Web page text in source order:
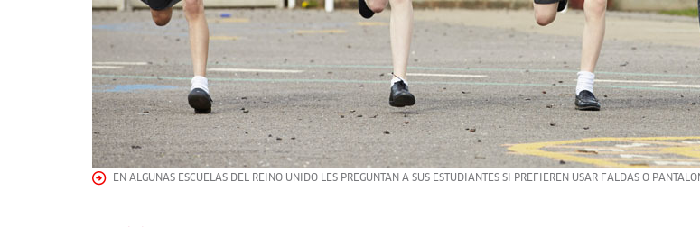
EN ALGUNAS ESCUELAS DEL REINO UNIDO LES PREGUNTAN A SUS ESTUDIANTES SI PREFIEREN USAR FALDAS O